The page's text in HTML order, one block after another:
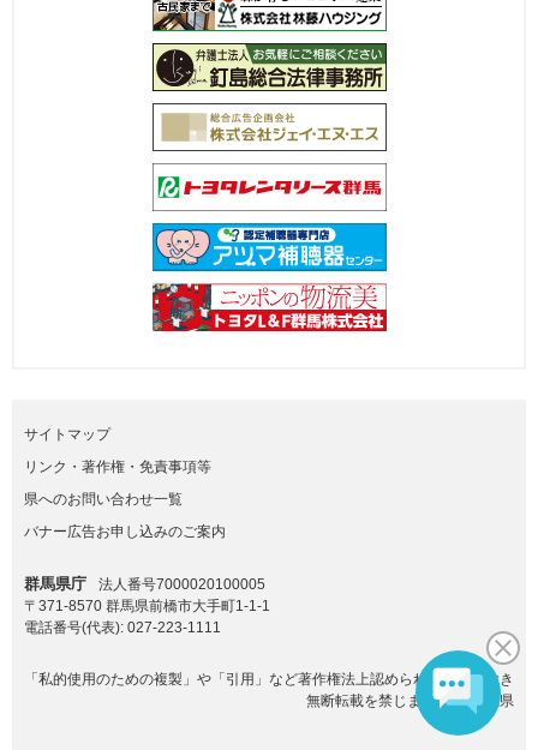
サイトマップ
リンク・著作権・免責事項等
県へのお問い合わせ一覧
バナー広告お申し込みのご案内
群馬県庁
法人番号7000020100005
〒371-8570 群馬県前橋市大手町1-1-1
電話番号(代表): 027-223-1111
「私的使用のための複製」や「引用」など著作権法上認められた場合を除き
無断転載を禁じます。(C)群馬県